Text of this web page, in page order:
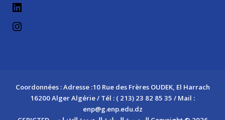
لينكد إن
Coordonnées : Adresse :10 Rue des Frères OUDEK, El Harrach
16200 Alger Algérie / Tél : ( 213) 23 82 85 35 / Mail :
enp@g.enp.edu.dz